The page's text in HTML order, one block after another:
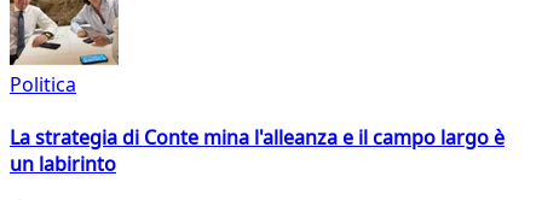
Politica
La strategia di Conte mina l'alleanza e il campo largo è
un labirinto